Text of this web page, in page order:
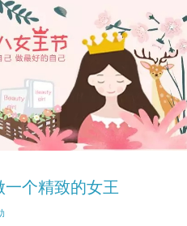
个精致的女王